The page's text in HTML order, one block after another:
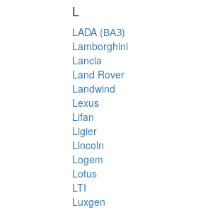
L
LADA (ВАЗ)
Lamborghini
Lancia
Land Rover
Landwind
Lexus
Lifan
Ligier
Lincoln
Logem
Lotus
LTI
Luxgen